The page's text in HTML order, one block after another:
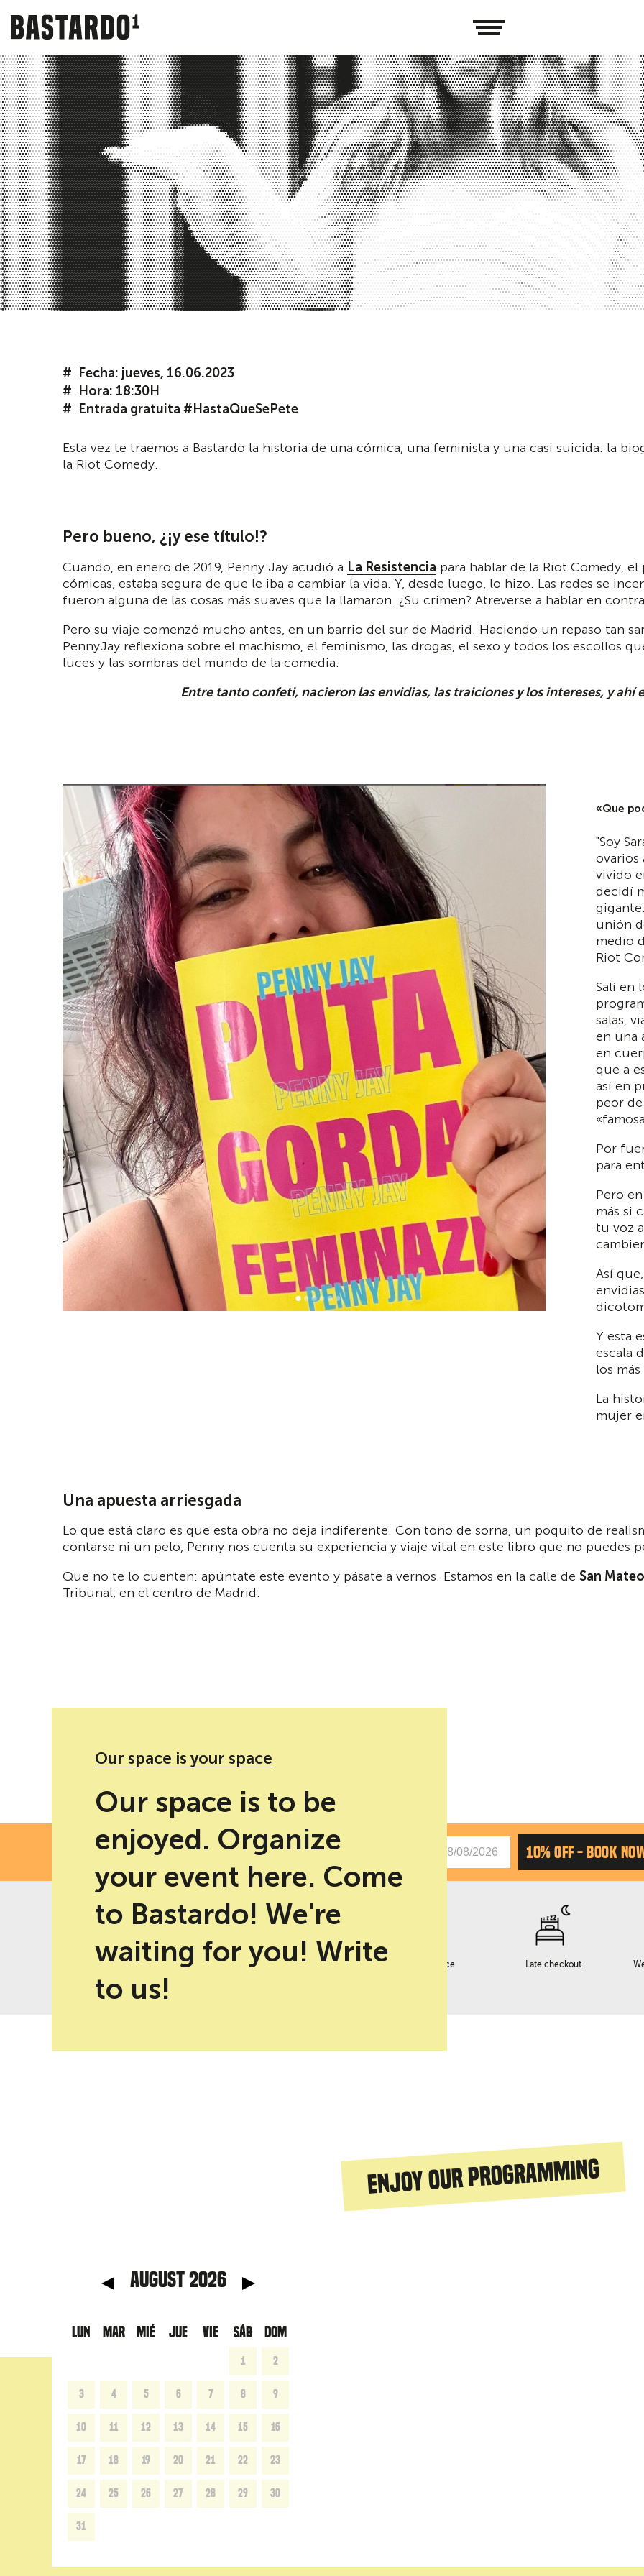
Fecha: jueves, 16.06.2023
Hora: 18:30H
Entrada gratuita #HastaQueSePete
Esta vez te traemos a Bastardo la historia de una cómica, una feminista y una casi suicida: la
la Riot Comedy.
Pero bueno, ¿¡y ese título!?
Cuando, en enero de 2019, Penny Jay acudió a La Resistencia para hablar de la Riot Comedy,
cómicas, estaba segura de que le iba a cambiar la vida. Y, desde luego, lo hizo. Las redes se
fueron alguna de las cosas más suaves que la llamaron. ¿Su crimen? Atreverse a hablar en
Pero su viaje comenzó mucho antes, en un barrio del sur de Madrid. Haciendo un repaso tan
PennyJay reflexiona sobre el machismo, el feminismo, las drogas, el sexo y todos los escollos
luces y las sombras del mundo de la comedia.
Entre tanto confeti, nacieron las envidias, las traiciones y los intereses, y ahí
«Que
"Soy
ovarios
vivido
decidí
unión
medio
Riot
Salí en
salas,
en una
en
que a
así en
peor
Por
para
Pero
más si
tu voz
Así
Y esta
escala
los
La
mujer
Una apuesta arriesgada
Lo que está claro es que esta obra no deja indiferente. Con tono de sorna, un poquito de
contarse ni un pelo, Penny nos cuenta su experiencia y viaje vital en este libro que no puedes
Que no te lo cuenten: apúntate este evento y pásate a vernos. Estamos en la calle de San
Tribunal, en el centro de Madrid.
FECHAS 10% OFF - BOOK
-10% discount for direct bookings
Best price guaranteed Early checkin service Late checkout
Our space is your space
Our space is to be
enjoyed. Organize
your event here. Come
to Bastardo! We're
waiting for you! Write
to us!
Enjoy our programming
August 2026
LUN MAR MIÉ JUE VIE SÁB DOM
1 2
3 4 5 6 7 8 9
10 11 12 13 14 15 16
17 18 19 20 21 22 23
24 25 26 27 28 29 30
31